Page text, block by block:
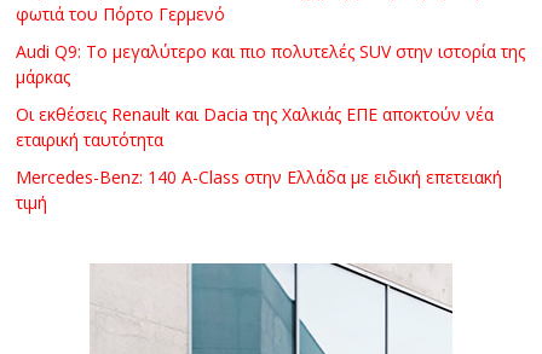
φωτιά του Πόρτο Γερμενό
Audi Q9: Το μεγαλύτερο και πιο πολυτελές SUV στην ιστορία της
μάρκας
Οι εκθέσεις Renault και Dacia της Χαλκιάς ΕΠΕ αποκτούν νέα
εταιρική ταυτότητα
Mercedes-Benz: 140 A-Class στην Ελλάδα με ειδική επετειακή
τιμή